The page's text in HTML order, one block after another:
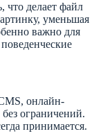
что делает файл
уменьшая
важно для
онлайн-
ограничений.
принимается.